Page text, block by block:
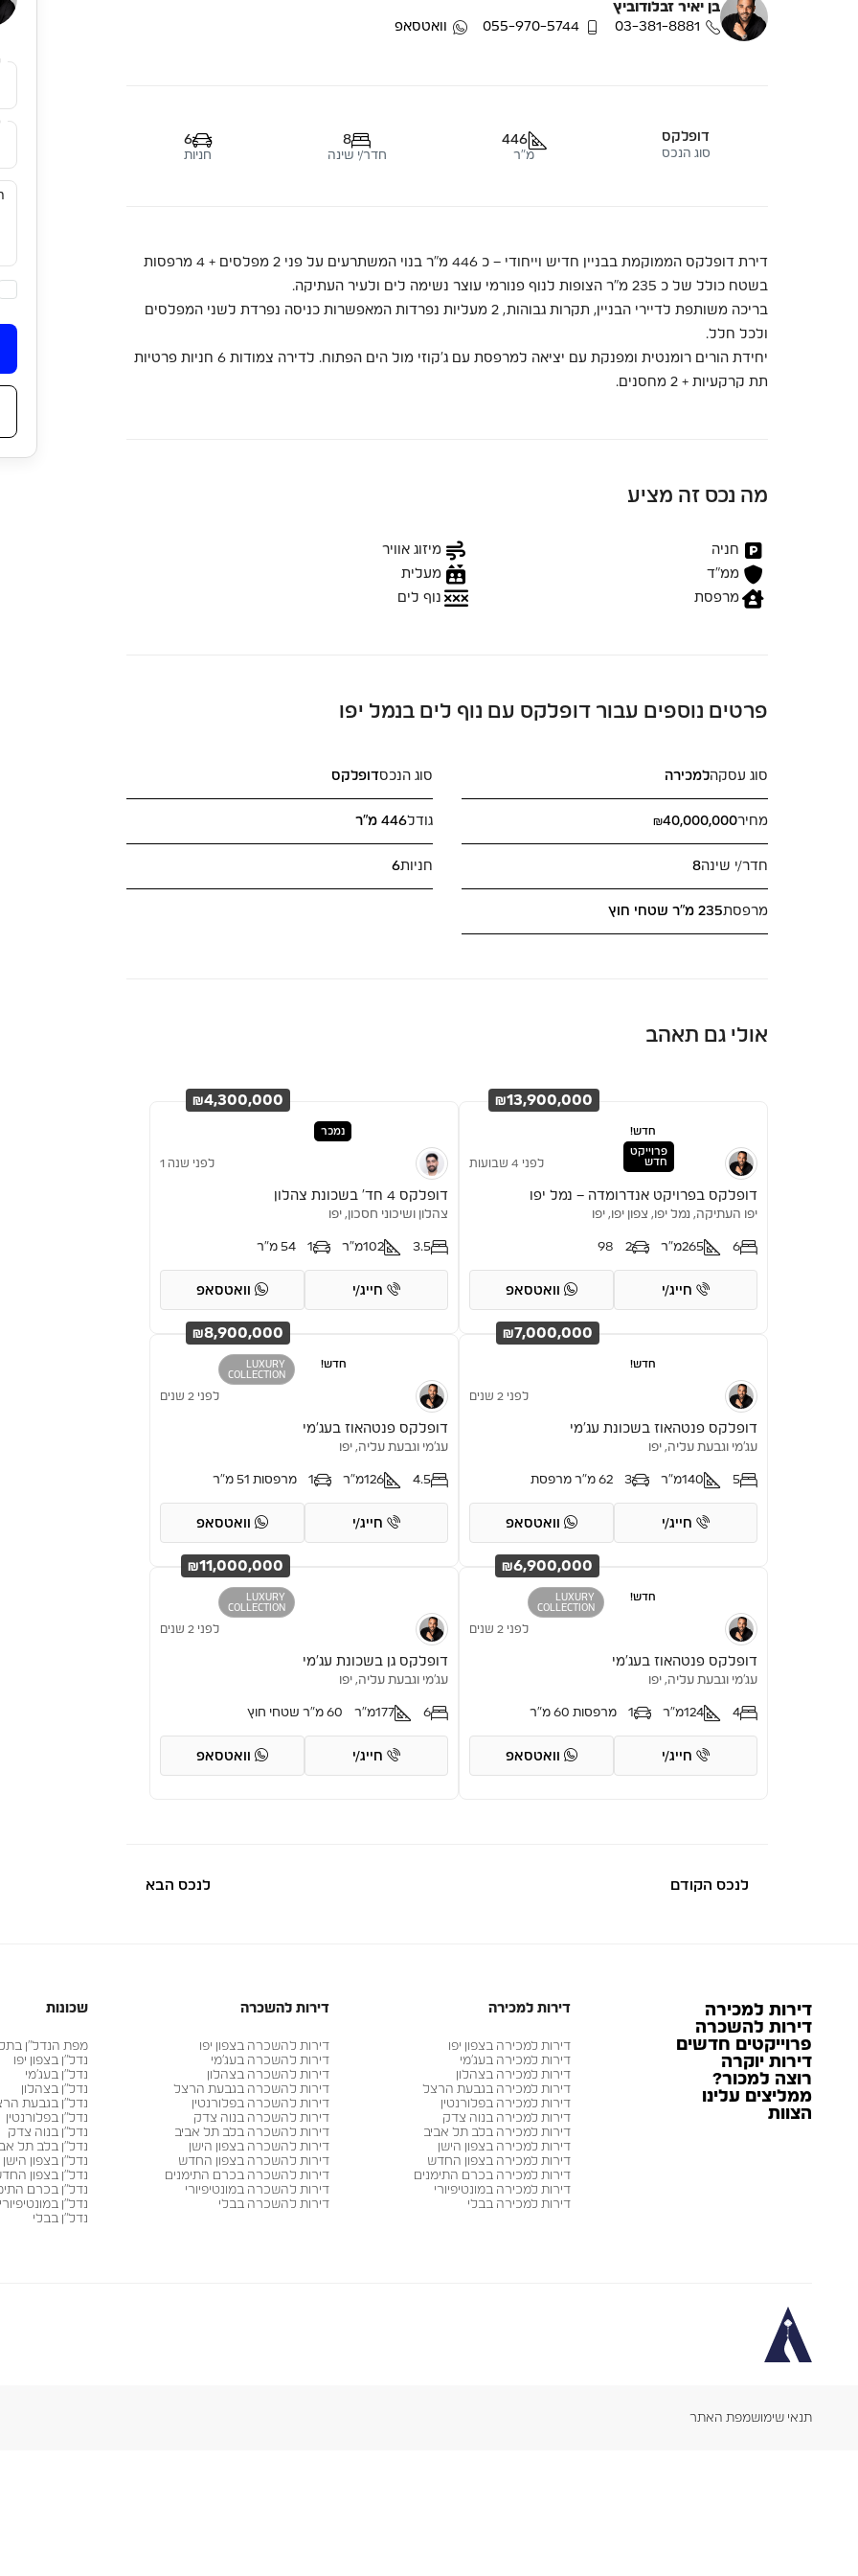
בן יאיר זבלודוביץ
03-381-8881
055-970-5744 וואטסאפ
דופלקס
סוג הנכס
446
מ"ר
8
חדר/י שינה
6
חניות
דירת דופלקס הממוקמת בבניין חדיש וייחודי – כ 446 מ”ר בנוי המשתרעים על פני 2 מפלסים + 4 מרפסות
בשטח כולל של כ 235 מ”ר הצופות לנוף פנורמי עוצר נשימה לים ולעיר העתיקה.
בריכה משותפת לדיירי הבניין, תקרות גבוהות, 2 מעליות נפרדות המאפשרות כניסה נפרדת לשני המפלסים
ולכל חלל.
יחידת הורים רומנטית ומפנקת עם יציאה למרפסת עם ג’קוזי מול הים הפתוח. לדירה צמודות 6 חניות פרטיות
תת קרקעיות + 2 מחסנים.
מה נכס זה מציע
חניה
מיזוג אוויר
ממ״ד
מעלית
מרפסת
נוף לים
פרטים נוספים עבור דופלקס עם נוף לים בנמל יפו
סוג עסקהלמכירה סוג הנכסדופלקס
מחיר₪40,000,000 גודל446 מ"ר
חדר/י שינה8 חניות6
מרפסת235 מ"ר שטחי חוץ
אולי גם תאהב
חדש!
פרוייקט
חדש
₪13,900,000
לפני 4 שבועות
דופלקס בפרויקט אנדרומדה – נמל יפו
יפו העתיקה, נמל יפו, צפון יפו, יפו
6
265מ"ר 2
98
חייג/י וואטסאפ
נמכר
₪4,300,000
לפני שנה 1
דופלקס 4 חד’ בשכונת צהלון
צהלון ושיכוני חסכון, יפו
3.5
102מ"ר 1 54 מ"ר
חייג/י וואטסאפ
חדש!
₪7,000,000
לפני 2 שנים
דופלקס פנטהאוז בשכונת עג’מי
עג'מי וגבעת עליה, יפו
5
140מ"ר 3 62 מ"ר מרפסת
חייג/י וואטסאפ
LUXURY
COLLECTION
חדש!
₪8,900,000
לפני 2 שנים
דופלקס פנטהאוז בעג’מי
עג'מי וגבעת עליה, יפו
4.5
126מ"ר 1 מרפסות 51 מ"ר
חייג/י וואטסאפ
LUXURY
COLLECTION
חדש!
₪6,900,000
לפני 2 שנים
דופלקס פנטהאוז בעג’מי
עג'מי וגבעת עליה, יפו
4
124מ"ר 1 מרפסות 60 מ"ר
חייג/י וואטסאפ
LUXURY
COLLECTION
₪11,000,000
לפני 2 שנים
דופלקס גן בשכונת עג’מי
עג'מי וגבעת עליה, יפו
6
177מ״ר 60 מ"ר שטחי חוץ
חייג/י וואטסאפ
לנכס הקודם לנכס הבא
דירות למכירה
דירות להשכרה
פרוייקטים חדשים
דירות יוקרה
רוצה למכור?
ממליצים עלינו
הצוות
דירות למכירה
דירות למכירה בצפון יפו
דירות למכירה בעג׳מי
דירות למכירה בצהלון
דירות למכירה בגבעת הרצל
דירות למכירה בפלורנטין
דירות למכירה בנוה צדק
דירות למכירה בלב תל אביב
דירות למכירה בצפון הישן
דירות למכירה בצפון החדש
דירות למכירה בכרם התימנים
דירות למכירה במונטיפיורי
דירות למכירה בבלי
דירות להשכרה
דירות להשכרה בצפון יפו
דירות להשכרה בעג׳מי
דירות להשכרה בצהלון
דירות להשכרה בגבעת הרצל
דירות להשכרה בפלורנטין
דירות להשכרה בנוה צדק
דירות להשכרה בלב תל אביב
דירות להשכרה בצפון הישן
דירות להשכרה בצפון החדש
דירות להשכרה בכרם התימנים
דירות להשכרה במונטיפיורי
דירות להשכרה בבלי
שכונות
מפת הנדל״ן בתל
נדל״ן בצפון יפו
נדל״ן בעג׳מי
נדל״ן בצהלון
נדל״ן בגבעת
נדל״ן בפלורנטין
נדל״ן בנוה צדק
נדל״ן בלב תל
נדל״ן בצפון הישן
נדל״ן בצפון
נדל״ן בכרם
נדל״ן במונטיפיורי
נדל״ן בבלי
תנאי שימושמפת האתר